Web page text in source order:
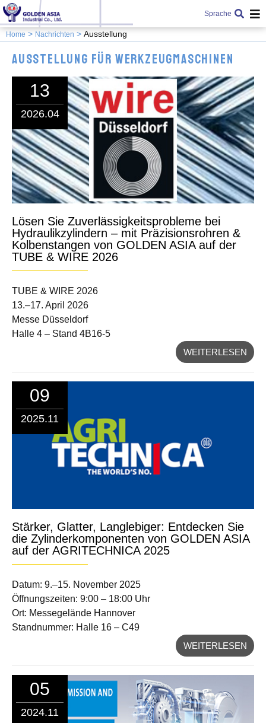
Sprache
Home Nachrichten Ausstellung
Ausstellung für Werkzeugmaschinen
13
2026.04
Lösen Sie Zuverlässigkeitsprobleme bei
Hydraulikzylindern – mit Präzisionsrohren &
Kolbenstangen von GOLDEN ASIA auf der
TUBE & WIRE 2026
TUBE & WIRE 2026
13.–17. April 2026
Messe Düsseldorf
Halle 4 – Stand 4B16-5
WEITERLESEN
09
2025.11
Stärker, Glatter, Langlebiger: Entdecken Sie
die Zylinderkomponenten von GOLDEN ASIA
auf der AGRITECHNICA 2025
Datum: 9.–15. November 2025
Öffnungszeiten: 9:00 – 18:00 Uhr
Ort: Messegelände Hannover
Standnummer: Halle 16 – C49
WEITERLESEN
05
2024.11